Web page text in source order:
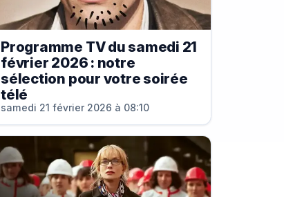
Programme TV du samedi 21
février 2026 : notre
sélection pour votre soirée
télé
samedi 21 février 2026 à 08:10